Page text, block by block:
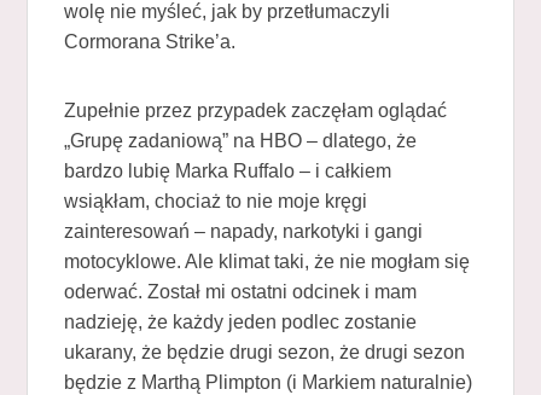
wolę nie myśleć, jak by przetłumaczyli
Cormorana Strike’a.
Zupełnie przez przypadek zaczęłam oglądać
„Grupę zadaniową” na HBO – dlatego, że
bardzo lubię Marka Ruffalo – i całkiem
wsiąkłam, chociaż to nie moje kręgi
zainteresowań – napady, narkotyki i gangi
motocyklowe. Ale klimat taki, że nie mogłam się
oderwać. Został mi ostatni odcinek i mam
nadzieję, że każdy jeden podlec zostanie
ukarany, że będzie drugi sezon, że drugi sezon
będzie z Marthą Plimpton (i Markiem naturalnie)